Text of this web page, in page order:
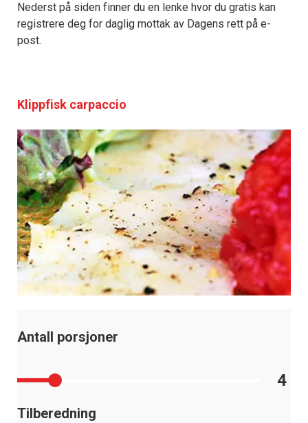
Nederst på siden finner du en lenke hvor du gratis kan
registrere deg for daglig mottak av Dagens rett på e-
post.
Klippfisk carpaccio
Antall porsjoner
4
Tilberedning